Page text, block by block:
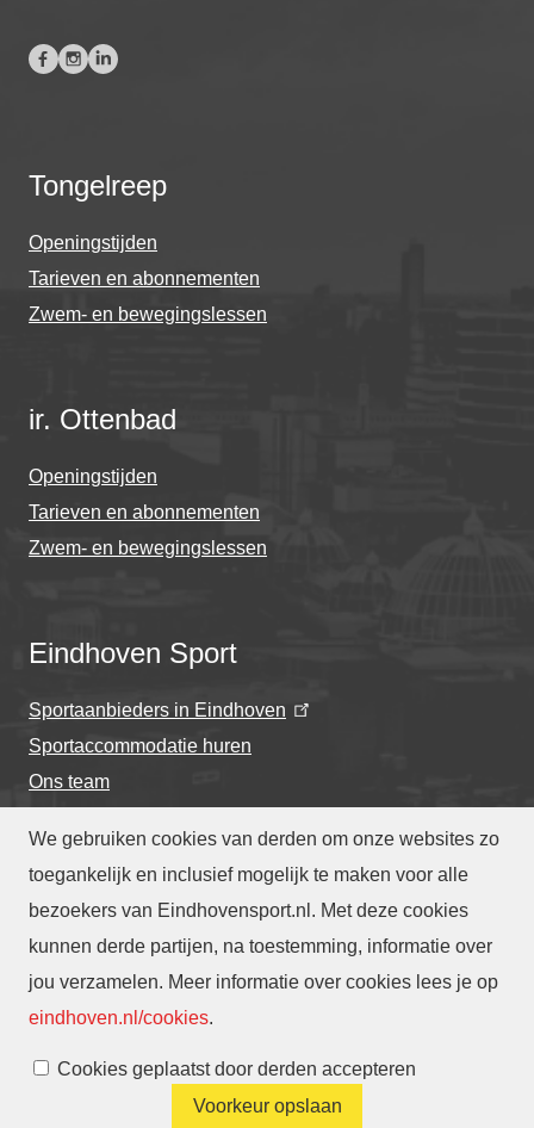
We gebruiken cookies van derden om onze websites zo
toegankelijk en inclusief mogelijk te maken voor alle
bezoekers van Eindhovensport.nl. Met deze cookies
kunnen derde partijen, na toestemming, informatie over
jou verzamelen. Meer informatie over cookies lees je op
eindhoven.nl/cookies.
Cookies geplaatst door derden accepteren
Voorkeur opslaan
Tongelreep
Openingstijden
Tarieven en abonnementen
Zwem- en bewegingslessen
ir. Ottenbad
Openingstijden
Tarieven en abonnementen
Zwem- en bewegingslessen
Eindhoven Sport
Sportaanbieders in Eindhoven
Sportaccommodatie huren
Ons team
Privacyverklaring-Cookieverklaring
-Toegankelijkheidsverklaring -Webarchief
-
Translate
Cookies beheren